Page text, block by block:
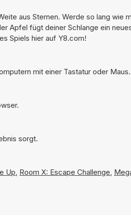
aus Sternen. Werde so lang wie
Apfel fügt deiner Schlange ein
Spiels hier auf Y8.com!
mit einer Tastatur oder Maus.
sorgt.
Up, Room X: Escape Challenge,